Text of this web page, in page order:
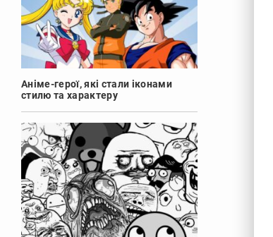
Аніме-герої, які стали іконами
стилю та характеру